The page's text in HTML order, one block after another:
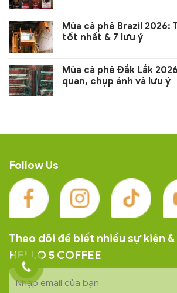
Mùa cà phê Brazil 2026:
tốt nhất & 7 lưu ý
Mùa cà phê Đắk Lắk
quan, chụp ảnh và lưu ý
Follow Us
Theo dõi để biết nhiều sự kiện
HELLO 5 COFFEE